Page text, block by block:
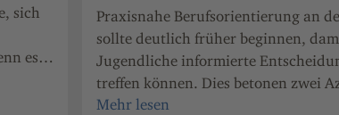
sich
es
Praxisnahe Berufsorientierung an
sollte deutlich früher beginnen,
Jugendliche informierte
treffen können. Dies betonen zwei
der Landeselternsprecher von